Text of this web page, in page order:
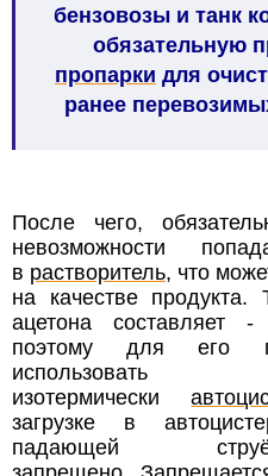
бензовозы и танк
обязательную
пропарки для
ранее
После чего,
невозможности
в растворитель, что
на качестве продукта.
ацетона составляет
поэтому для его
использовать
изотермически
загрузке в
падающей